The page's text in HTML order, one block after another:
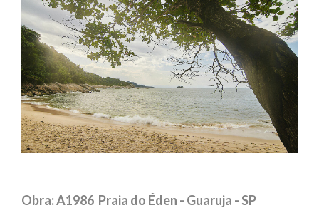
Obra: A1986 Praia do Éden - Guaruja - SP